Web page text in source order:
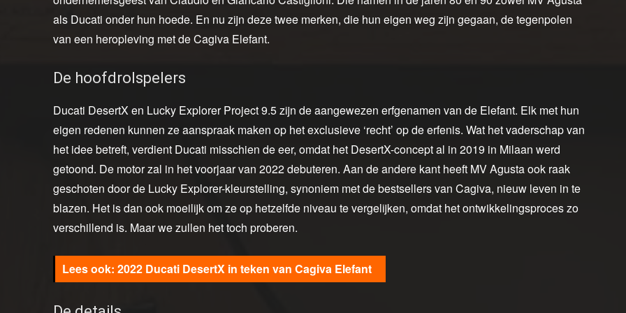
als Ducati onder hun hoede. En nu zijn deze twee merken, die hun eigen weg zijn gegaan, de tegenpolen
van een heropleving met de Cagiva Elefant.
De hoofdrolspelers
Ducati DesertX en Lucky Explorer Project 9.5 zijn de aangewezen erfgenamen van de Elefant. Elk met hun
eigen redenen kunnen ze aanspraak maken op het exclusieve ‘recht’ op de erfenis. Wat het vaderschap van
het idee betreft, verdient Ducati misschien de eer, omdat het DesertX-concept al in 2019 in Milaan werd
getoond. De motor zal in het voorjaar van 2022 debuteren. Aan de andere kant heeft MV Agusta ook raak
geschoten door de Lucky Explorer-kleurstelling, synoniem met de bestsellers van Cagiva, nieuw leven in te
blazen. Het is dan ook moeilijk om ze op hetzelfde niveau te vergelijken, omdat het ontwikkelingsproces zo
verschillend is. Maar we zullen het toch proberen.
2022 Ducati DesertX in teken van Cagiva Elefant